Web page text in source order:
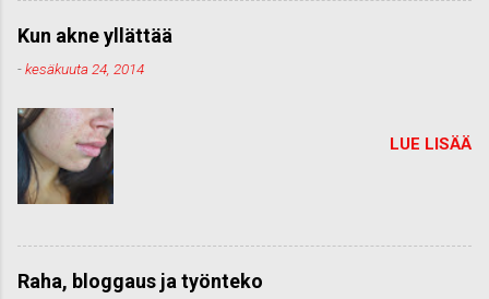
Kun akne yllättää
-kesäkuuta 24, 2014
LUE LISÄÄ
Raha, bloggaus ja työnteko